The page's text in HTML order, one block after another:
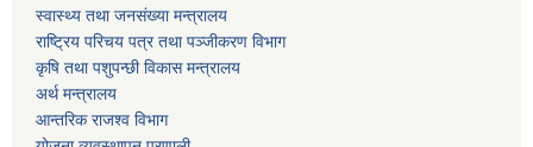
स्वास्थ्य तथा जनसंख्या मन्त्रालय
राष्ट्रिय परिचय पत्र तथा पञ्जीकरण विभाग
कृषि तथा पशुपन्छी विकास मन्त्रालय
अर्थ मन्त्रालय
आन्तरिक राजश्व विभाग